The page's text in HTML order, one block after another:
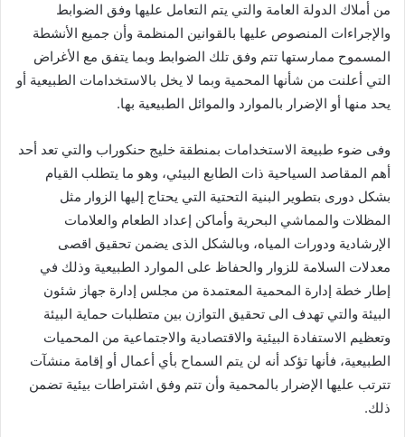
من أملاك الدولة العامة والتي يتم التعامل عليها وفق الضوابط
والإجراءات المنصوص عليها بالقوانين المنظمة وأن جميع الأنشطة
المسموح ممارستها تتم وفق تلك الضوابط وبما يتفق مع الأغراض
التي أعلنت من شأنها المحمية وبما لا يخل بالاستخدامات الطبيعية أو
يحد منها أو الإضرار بالموارد والموائل الطبيعية بها.
وفى ضوء طبيعة الاستخدامات بمنطقة خليج حنكوراب والتي تعد أحد
أهم المقاصد السياحية ذات الطابع البيئي، وهو ما يتطلب القيام
بشكل دورى بتطوير البنية التحتية التي يحتاج إليها الزوار مثل
المظلات والمماشي البحرية وأماكن إعداد الطعام والعلامات
الإرشادية ودورات المياه، وبالشكل الذى يضمن تحقيق اقصى
معدلات السلامة للزوار والحفاظ على الموارد الطبيعية وذلك في
إطار خطة إدارة المحمية المعتمدة من مجلس إدارة جهاز شئون
البيئة والتي تهدف الى تحقيق التوازن بين متطلبات حماية البيئة
وتعظيم الاستفادة البيئية والاقتصادية والاجتماعية من المحميات
الطبيعية، فأنها تؤكد أنه لن يتم السماح بأي أعمال أو إقامة منشآت
تترتب عليها الإضرار بالمحمية وأن تتم وفق اشتراطات بيئية تضمن
ذلك.